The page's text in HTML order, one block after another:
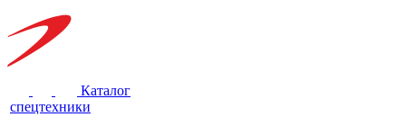
Каталог
спецтехники